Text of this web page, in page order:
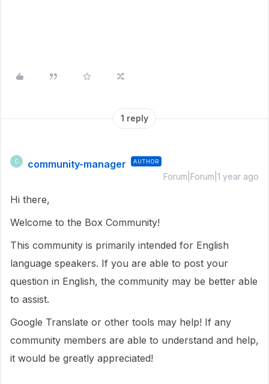
1 reply
C community-manager AUTHOR
Forum|Forum|1 year ago
Hi there,
Welcome to the Box Community!
This community is primarily intended for English
language speakers. If you are able to post your
question in English, the community may be better able
to assist.
Google Translate or other tools may help! If any
community members are able to understand and help,
it would be greatly appreciated!